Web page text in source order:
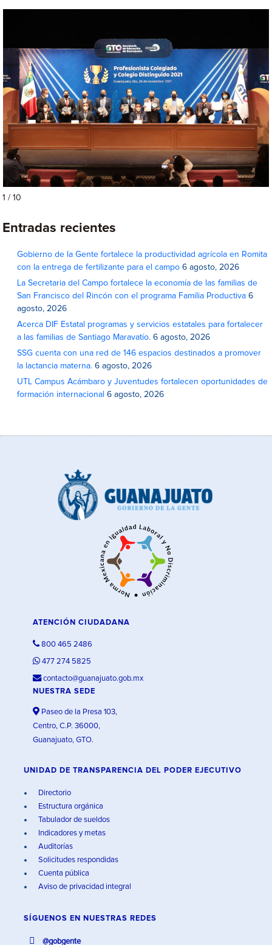
1 / 10
Entradas recientes
Gobierno de la Gente fortalece la productividad agrícola en Romita
con la entrega de fertilizante para el campo 6 agosto, 2026
La Secretaria del Campo fortalece la economía de las familias de
San Francisco del Rincón con el programa Familia Productiva 6
agosto, 2026
Acerca DIF Estatal programas y servicios estatales para fortalecer
a las familias de Santiago Maravatío. 6 agosto, 2026
SSG cuenta con una red de 146 espacios destinados a promover
la lactancia materna. 6 agosto, 2026
UTL Campus Acámbaro y Juventudes fortalecen oportunidades de
formación internacional 6 agosto, 2026
ATENCIÓN CIUDADANA
800 465 2486
477 274 5825
contacto@guanajuato.gob.mx
NUESTRA SEDE
Paseo de la Presa 103,
Centro, C.P. 36000,
Guanajuato, GTO.
UNIDAD DE TRANSPARENCIA DEL PODER EJECUTIVO
Directorio
Estructura orgánica
Tabulador de sueldos
Indicadores y metas
Auditorías
Solicitudes respondidas
Cuenta pública
Aviso de privacidad integral
SÍGUENOS EN NUESTRAS REDES
@gobgente